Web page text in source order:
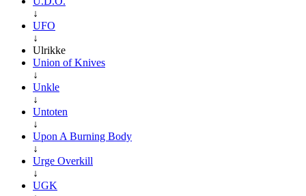
↓
UFO
↓
Ulrikke
Union of Knives
↓
Unkle
↓
Untoten
↓
Upon A Burning Body
↓
Urge Overkill
↓
UGK